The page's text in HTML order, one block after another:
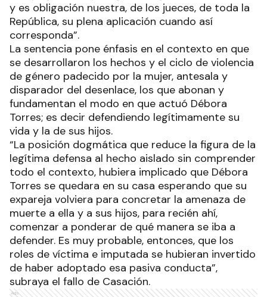
y es obligación nuestra, de los jueces, de toda la
República, su plena aplicación cuando así
corresponda”.
La sentencia pone énfasis en el contexto en que
se desarrollaron los hechos y el ciclo de violencia
de género padecido por la mujer, antesala y
disparador del desenlace, los que abonan y
fundamentan el modo en que actuó Débora
Torres; es decir defendiendo legítimamente su
vida y la de sus hijos.
“La posición dogmática que reduce la figura de la
legítima defensa al hecho aislado sin comprender
todo el contexto, hubiera implicado que Débora
Torres se quedara en su casa esperando que su
expareja volviera para concretar la amenaza de
muerte a ella y a sus hijos, para recién ahí,
comenzar a ponderar de qué manera se iba a
defender. Es muy probable, entonces, que los
roles de víctima e imputada se hubieran invertido
de haber adoptado esa pasiva conducta”,
subraya el fallo de Casación.
Ads